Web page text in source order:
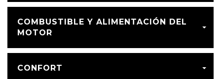
COMBUSTIBLE Y ALIMENTACIÓN DEL
MOTOR
CONFORT